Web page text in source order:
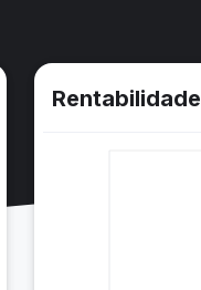
Rentabilidade